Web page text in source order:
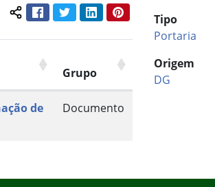
Compartilhar conteúdo:
FacebookTwitterLinkedInPinterest
Grupo
de
Documento
Tipo
Portaria
Origem
DG